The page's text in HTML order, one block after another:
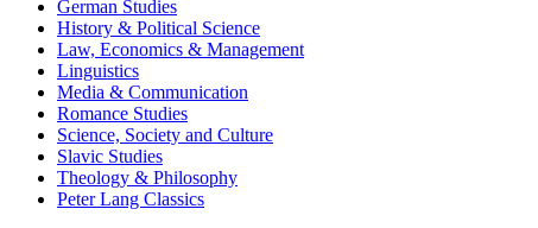
German Studies
History & Political Science
Law, Economics & Management
Linguistics
Media & Communication
Romance Studies
Science, Society and Culture
Slavic Studies
Theology & Philosophy
Peter Lang Classics